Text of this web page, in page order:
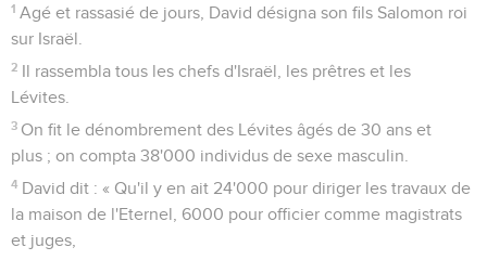
1 Agé et rassasié de jours, David désigna son fils Salomon roi
sur Israël.
2 Il rassembla tous les chefs d'Israël, les prêtres et les
Lévites.
3 On fit le dénombrement des Lévites âgés de 30 ans et
plus ; on compta 38'000 individus de sexe masculin.
4 David dit : « Qu'il y en ait 24'000 pour diriger les travaux de
la maison de l'Eternel, 6000 pour officier comme magistrats
et juges,